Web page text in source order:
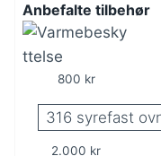
Anbefalte tilbehør
800 kr
316 syrefast
2.000 kr